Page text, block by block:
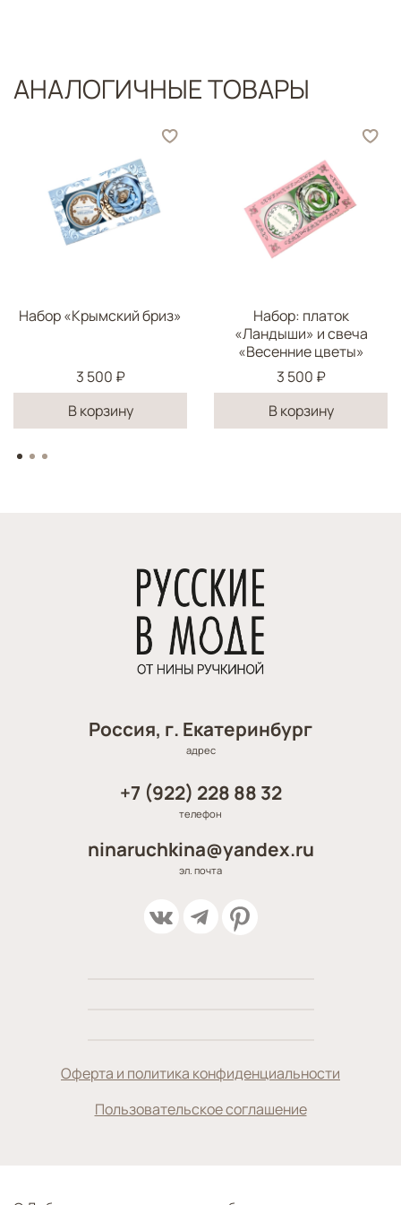
АНАЛОГИЧНЫЕ ТОВАРЫ
Набор «Крымский бриз»
3 500 ₽
В корзину
Набор: платок
«Ландыши» и свеча
«Весенние цветы»
3 500 ₽
В корзину
Россия, г. Екатеринбург
адрес
+7 (922) 228 88 32
телефон
ninaruchkina@yandex.ru
эл. почта
Оферта и политика конфиденциальности
Пользовательское соглашение